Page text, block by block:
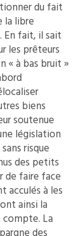
du fait
la libre
En fait, il sait
les prêteurs
« à bas bruit »
biens
soutenue
législation
risque
des petits
de faire face
acculés à les
ainsi la
La